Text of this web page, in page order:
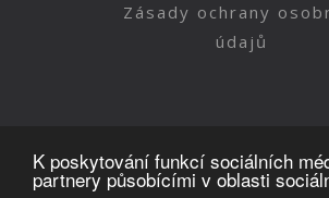
K poskytování funkcí sociálních
partnery působícími v oblasti
Zásady ochrany
údajů